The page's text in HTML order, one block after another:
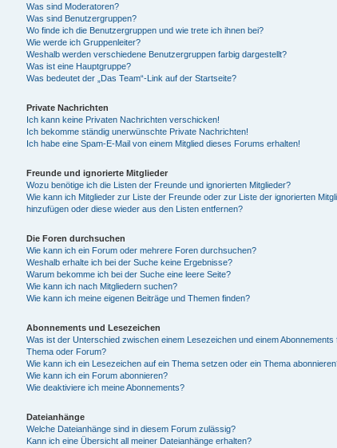
Was sind Moderatoren?
Was sind Benutzergruppen?
Wo finde ich die Benutzergruppen und wie trete ich ihnen bei?
Wie werde ich Gruppenleiter?
Weshalb werden verschiedene Benutzergruppen farbig dargestellt?
Was ist eine Hauptgruppe?
Was bedeutet der „Das Team“-Link auf der Startseite?
Private Nachrichten
Ich kann keine Privaten Nachrichten verschicken!
Ich bekomme ständig unerwünschte Private Nachrichten!
Ich habe eine Spam-E-Mail von einem Mitglied dieses Forums erhalten!
Freunde und ignorierte Mitglieder
Wozu benötige ich die Listen der Freunde und ignorierten Mitglieder?
Wie kann ich Mitglieder zur Liste der Freunde oder zur Liste der ignorierten
hinzufügen oder diese wieder aus den Listen entfernen?
Die Foren durchsuchen
Wie kann ich ein Forum oder mehrere Foren durchsuchen?
Weshalb erhalte ich bei der Suche keine Ergebnisse?
Warum bekomme ich bei der Suche eine leere Seite?
Wie kann ich nach Mitgliedern suchen?
Wie kann ich meine eigenen Beiträge und Themen finden?
Abonnements und Lesezeichen
Was ist der Unterschied zwischen einem Lesezeichen und einem Abonnements
Thema oder Forum?
Wie kann ich ein Lesezeichen auf ein Thema setzen oder ein Thema
Wie kann ich ein Forum abonnieren?
Wie deaktiviere ich meine Abonnements?
Dateianhänge
Welche Dateianhänge sind in diesem Forum zulässig?
Kann ich eine Übersicht all meiner Dateianhänge erhalten?